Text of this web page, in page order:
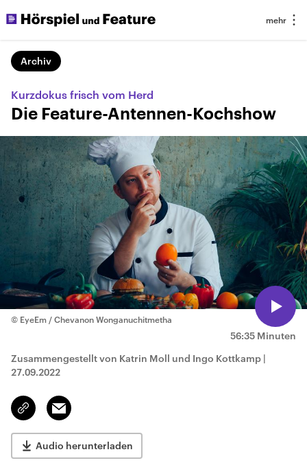
Archiv
Kurzdokus frisch vom Herd
Die Feature-Antennen-Kochshow
56:35 Minuten
© EyeEm / Chevanon Wonganuchitmetha
Zusammengestellt von Katrin Moll und Ingo Kottkamp |
27.09.2022
Link
kopieren/teilen
Email
Audio herunterladen